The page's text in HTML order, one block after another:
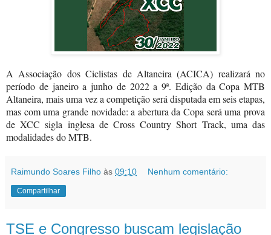
A Associação dos Ciclistas de Altaneira (ACICA) realizará no
período de janeiro a junho de 2022 a 9ª. Edição da Copa MTB
Altaneira, mais uma vez a competição será disputada em seis etapas,
mas com uma grande novidade: a abertura da Copa será uma prova
de XCC sigla inglesa de Cross Country Short Track, uma das
modalidades do MTB.
Raimundo Soares Filho às 09:10 Nenhum comentário:
Compartilhar
TSE e Congresso buscam legislação